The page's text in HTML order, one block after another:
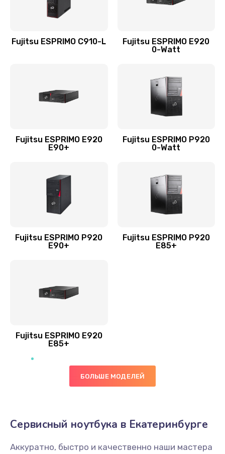
Fujitsu ESPRIMO C910-L
Fujitsu ESPRIMO E920
0-Watt
Fujitsu ESPRIMO E920
E90+
Fujitsu ESPRIMO P920
0-Watt
Fujitsu ESPRIMO P920
E90+
Fujitsu ESPRIMO P920
E85+
Fujitsu ESPRIMO E920
E85+
БОЛЬШЕ МОДЕЛЕЙ
Сервисный ноутбука в Екатеринбурге
Аккуратно, быстро и качественно наши мастера